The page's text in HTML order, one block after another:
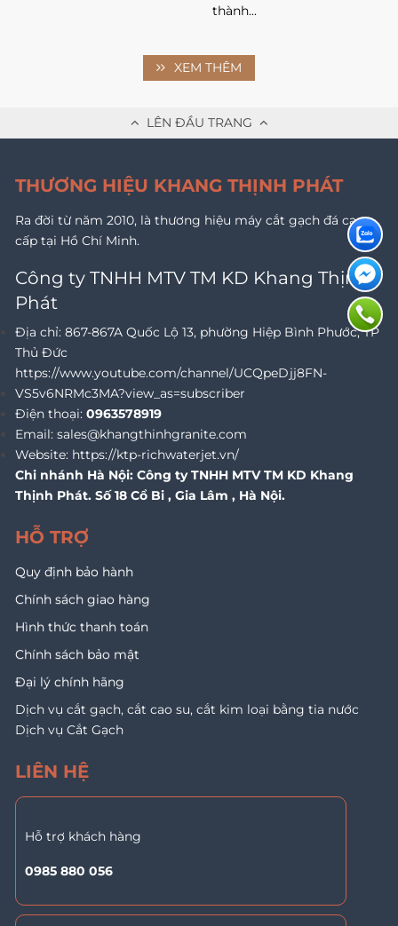
thành...
XEM THÊM
LÊN ĐẦU TRANG
THƯƠNG HIỆU KHANG THỊNH PHÁT
Ra đời từ năm 2010, là thương hiệu máy cắt gạch đá cao
cấp tại Hồ Chí Minh.
Công ty TNHH MTV TM KD Khang Thịnh
Phát
Địa chỉ: 867-867A Quốc Lộ 13, phường Hiệp Bình Phước, TP
Thủ Đức
https://www.youtube.com/channel/UCQpeDjj8FN-
VS5v6NRMc3MA?view_as=subscriber
Điện thoại: 0963578919
Email: sales@khangthinhgranite.com
Website: https://ktp-richwaterjet.vn/
Chi nhánh Hà Nội: Công ty TNHH MTV TM KD Khang
Thịnh Phát. Số 18 Cổ Bi , Gia Lâm , Hà Nội.
HỖ TRỢ
Quy định bảo hành
Chính sách giao hàng
Hình thức thanh toán
Chính sách bảo mật
Đại lý chính hãng
Dịch vụ cắt gạch, cắt cao su, cắt kim loại bằng tia nước
Dịch vụ Cắt Gạch
LIÊN HỆ
Hỗ trợ khách hàng
0985 880 056